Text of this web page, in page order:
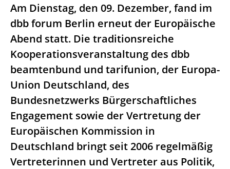
Am Dienstag, den 09. Dezember, fand im
dbb forum Berlin erneut der Europäische
Abend statt. Die traditionsreiche
Kooperationsveranstaltung des dbb
beamtenbund und tarifunion, der Europa-
Union Deutschland, des
Bundesnetzwerks Bürgerschaftliches
Engagement sowie der Vertretung der
Europäischen Kommission in
Deutschland bringt seit 2006 regelmäßig
Vertreterinnen und Vertreter aus Politik,